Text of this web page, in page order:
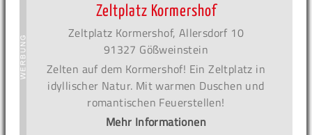
Zeltplatz Kormershof
Zeltplatz Kormershof, Allersdorf 10
91327 Gößweinstein
Zelten auf dem Kormershof! Ein Zeltplatz in
idyllischer Natur. Mit warmen Duschen und
romantischen Feuerstellen!
Mehr Informationen